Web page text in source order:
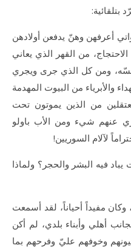
بتلقائية:
أعرفهن وهنّ يدفعن أولادهن
من القهر الذي يعاني
ومن كل الذي جرى ويجري
والأبرياء من البيوت المهدمة
من الذين يموتون تحت
عنهم شيء ومن الأب باولو
لآلام السوريين!
فيه البشر والحجر؟ ولماذا
مفيداً أحياناً، لقد أسمعت
أهلي وأبناء بلدي، لم أكن
وخوفهم عليّ وفرحهم بما